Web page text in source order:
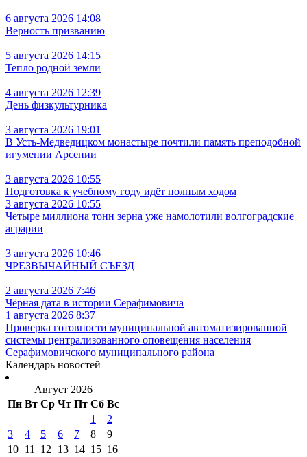
6 августа 2026 14:08
Верность призванию
5 августа 2026 14:15
Тепло родной земли
4 августа 2026 12:39
День физкультурника
3 августа 2026 19:01
В Усть‑Медведицком монастыре почтили память преподобной
игумении Арсении
3 августа 2026 10:55
Подготовка к учебному году идёт полным ходом
3 августа 2026 10:55
Четыре миллиона тонн зерна уже намолотили волгоградские
аграрии
3 августа 2026 10:46
ЧРЕЗВЫЧАЙНЫЙ СЪЕЗД
2 августа 2026 7:46
Чёрная дата в истории Серафимовича
1 августа 2026 8:37
Проверка готовности муниципальной автоматизированной
системы централизованного оповещения населения
Серафимовичского муниципального района
Календарь новостей
Август 2026
Пн Вт Ср Чт Пт Сб Вс
1
2
3
4 5 6 7 8
9
10 11 12 13 14 15 16